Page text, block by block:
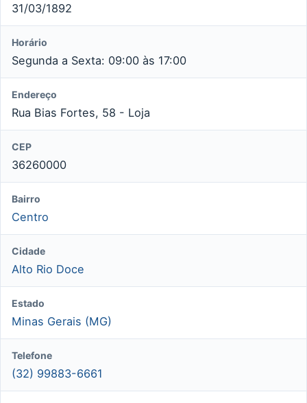
31/03/1892
Horário
Segunda a Sexta: 09:00 às 17:00
Endereço
Rua Bias Fortes, 58 - Loja
CEP
36260000
Bairro
Centro
Cidade
Alto Rio Doce
Estado
Minas Gerais (MG)
Telefone
(32) 99883-6661